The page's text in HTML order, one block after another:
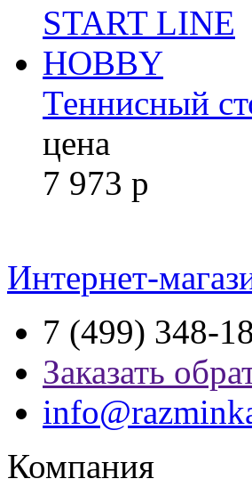
Теннисный
цена
7 973 р
Интернет-
7 (499) 348-
Заказать
Компания